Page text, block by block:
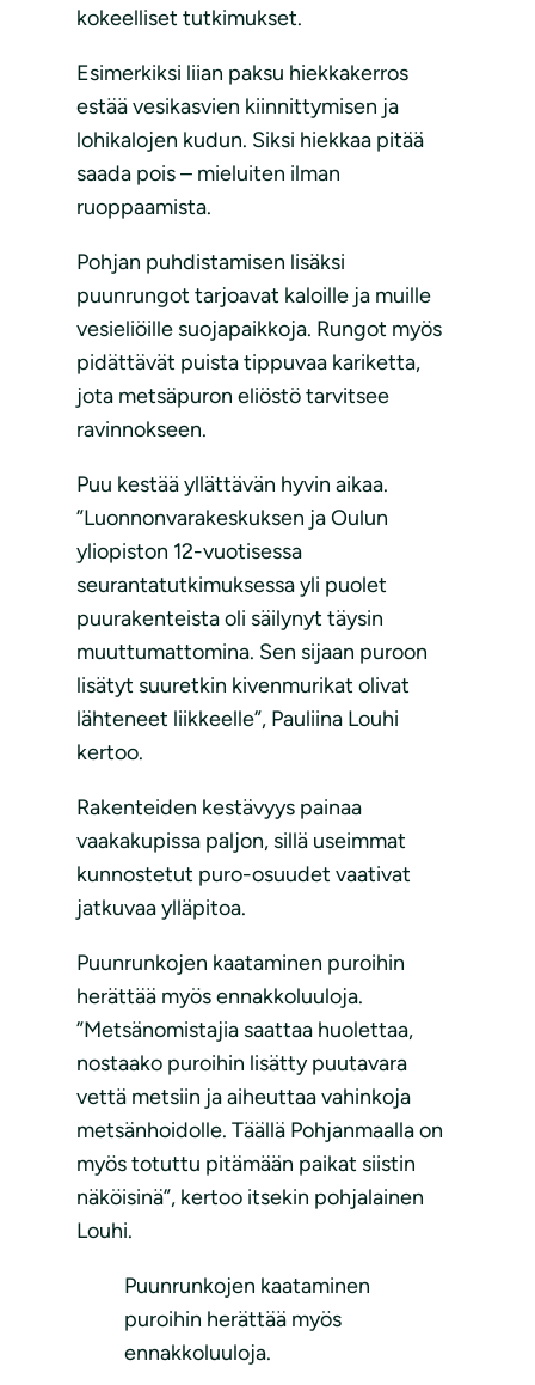
kokeelliset tutkimukset.
Esimerkiksi liian paksu hiekkakerros
estää vesikasvien kiinnittymisen ja
lohikalojen kudun. Siksi hiekkaa pitää
saada pois – mieluiten ilman
ruoppaamista.
Pohjan puhdistamisen lisäksi
puunrungot tarjoavat kaloille ja muille
vesieliöille suojapaikkoja. Rungot myös
pidättävät puista tippuvaa kariketta,
jota metsäpuron eliöstö tarvitsee
ravinnokseen.
Puu kestää yllättävän hyvin aikaa.
”Luonnonvarakeskuksen ja Oulun
yliopiston 12-vuotisessa
seurantatutkimuksessa yli puolet
puurakenteista oli säilynyt täysin
muuttumattomina. Sen sijaan puroon
lisätyt suuretkin kivenmurikat olivat
lähteneet liikkeelle”, Pauliina Louhi
kertoo.
Rakenteiden kestävyys painaa
vaakakupissa paljon, sillä useimmat
kunnostetut puro-osuudet vaativat
jatkuvaa ylläpitoa.
Puunrunkojen kaataminen puroihin
herättää myös ennakkoluuloja.
”Metsänomistajia saattaa huolettaa,
nostaako puroihin lisätty puutavara
vettä metsiin ja aiheuttaa vahinkoja
metsänhoidolle. Täällä Pohjanmaalla on
myös totuttu pitämään paikat siistin
näköisinä”, kertoo itsekin pohjalainen
Louhi.
Puunrunkojen kaataminen
puroihin herättää myös
ennakkoluuloja.